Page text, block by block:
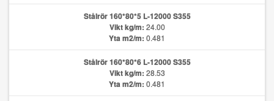
Stålrör 160*80*5 L-12000 S355
Vikt kg/m: 24.00
Yta m2/m: 0.481
Stålrör 160*80*6 L-12000 S355
Vikt kg/m: 28.53
Yta m2/m: 0.481